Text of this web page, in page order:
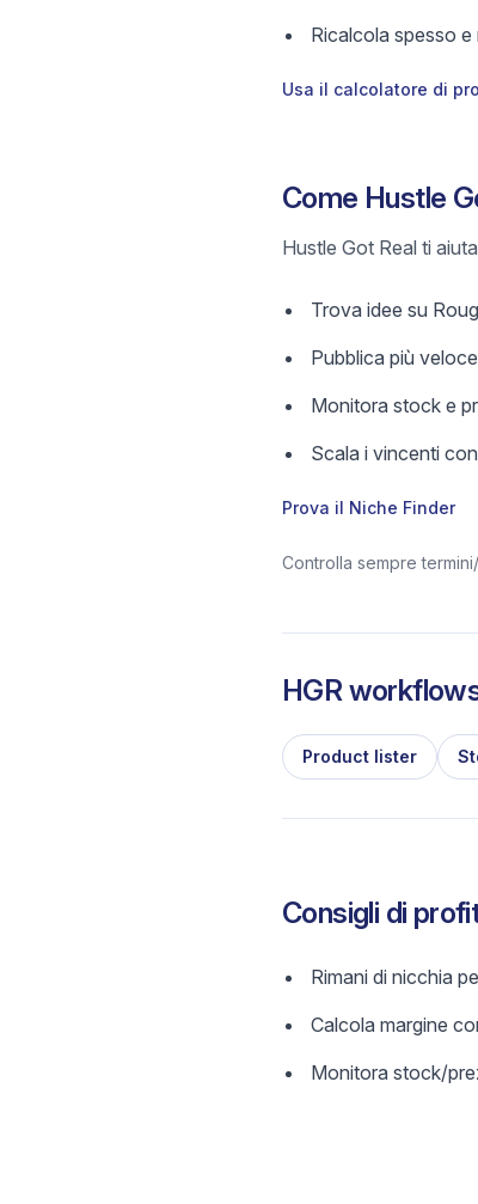
Ricalcola spesso
Usa il calcolatore di
Come Hustle
Hustle Got Real ti
Trova idee su
Pubblica più
Monitora stock e
Scala i vincenti
Prova il Niche Finder
Controlla sempre
HGR
Product lister
Consigli di
Rimani di nicchia
Calcola margine
Monitora stock/